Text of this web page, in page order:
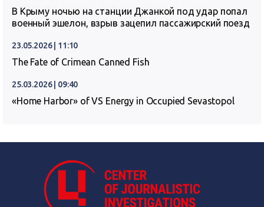
В Крыму ночью на станции Джанкой под удар попал
военный эшелон, взрыв зацепил пассажирский поезд
23.05.2026 | 11:10
The Fate of Crimean Canned Fish
25.03.2026 | 09:40
«Home Harbor» of VS Energy in Occupied Sevastopol